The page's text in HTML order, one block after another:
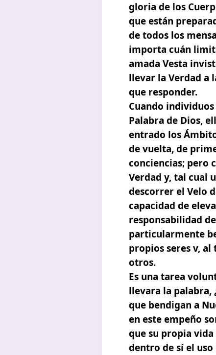
gloria de los
que están
de todos los
importa cuán
amada Vesta
llevar la Verdad a
que responder.
Cuando
Palabra de Dios,
entrado los
de vuelta, de
conciencias; pero
Verdad y, tal cual
descorrer el Velo
capacidad de
responsabilidad
particularmente
propios seres v,
otros.
Es una tarea
llevara la palabra,
que bendigan a
en este empeño
que su propia
dentro de sí el uso